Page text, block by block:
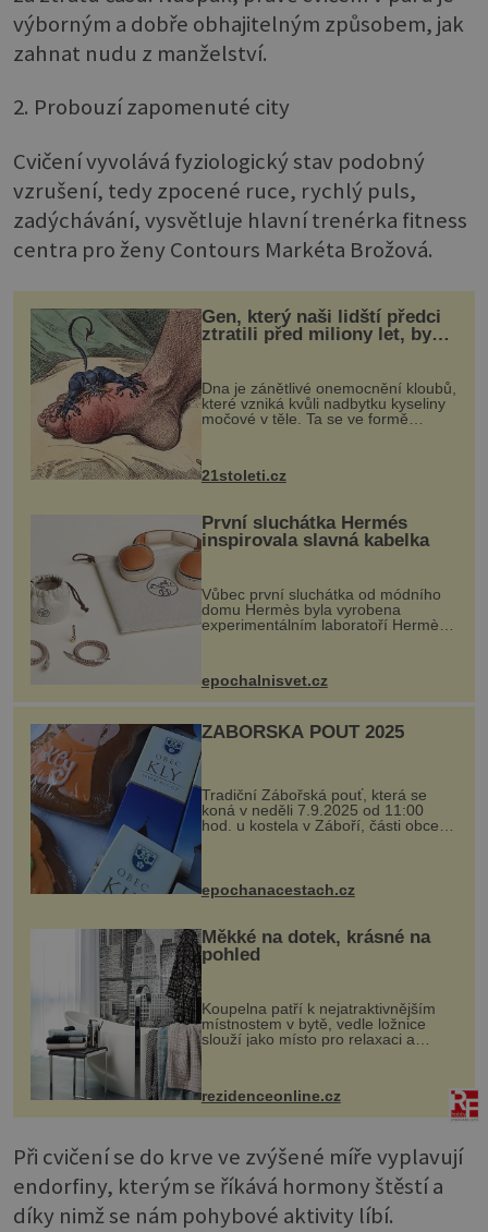
výborným a dobře obhajitelným způsobem, jak
zahnat nudu z manželství.
2. Probouzí zapomenuté city
Cvičení vyvolává fyziologický stav podobný
vzrušení, tedy zpocené ruce, rychlý puls,
zadýchávání, vysvětluje hlavní trenérka fitness
centra pro ženy Contours Markéta Brožová.
Gen, který naši lidští předci
ztratili před miliony let, by
mohl pomoci s léčbou
„nemoci králů“
Dna je zánětlivé onemocnění kloubů,
které vzniká kvůli nadbytku kyseliny
močové v těle. Ta se ve formě
nohou, a způsobuje bole...
21stoleti.cz
První sluchátka Hermés
inspirovala slavná kabelka
Vůbec první sluchátka od módního
domu Hermès byla vyrobena
experimentálním laboratoří Hermès
kovový...
epochalnisvet.cz
ZÁBOŘSKÁ POUŤ 2025
Tradiční Zábořská pouť, která se
koná v neděli 7.9.2025 od 11:00
hod. u kostela v Záboří, části obce
Kly u Mělníka. V programu naleznete
komentovanou prohlídku kostela,
epochanacestach.cz
Měkké na dotek, krásné na
pohled
Koupelna patří k nejatraktivnějším
místnostem v bytě, vedle ložnice
slouží jako místo pro relaxaci a
odpočinek. Koupelnový textil –
ručníky, osušky a koberečky –
mohou jako mávnutím kouzelného
proutku...
rezidenceonline.cz
Při cvičení se do krve ve zvýšené míře vyplavují
endorfiny, kterým se říkává hormony štěstí a
díky nimž se nám pohybové aktivity líbí.